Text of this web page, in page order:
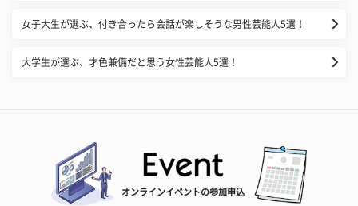
女子大生が選ぶ、付き合ったら会話が楽しそうな男性芸能人5選！
大学生が選ぶ、才色兼備だと思う女性芸能人5選！
オンラインイベントの参加申込